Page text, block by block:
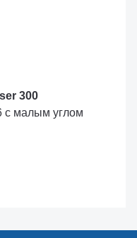
300
с малым углом